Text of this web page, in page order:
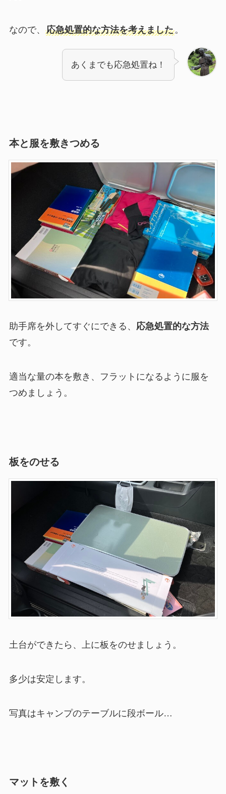
なので、 応急処置的な方法を考えました。
あくまでも応急処置ね！
本と服を敷きつめる
助手席を外してすぐにできる、 応急処置的な方法
です。
適当な量の本を敷き、フラットになるように服を
つめましょう。
板をのせる
土台ができたら、上に板をのせましょう。
多少は安定します。
写真はキャンプのテーブルに段ボール…
マットを敷く